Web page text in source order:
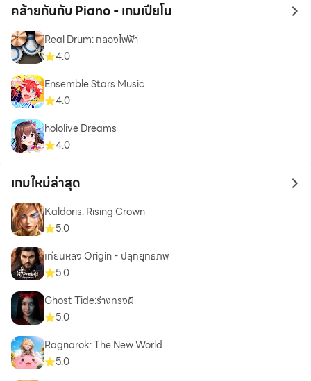
คล้ายกันกับ Piano - เกมเปียโน to
Real Drum: กลองไฟฟ้า
4.0
Ensemble Stars Music
4.0
hololive Dreams
4.0
เกมใหม่ล่าสุด to
Kaldoris: Rising Crown
5.0
เทียนหลง Origin - ปลุกยุทธภพ
5.0
Ghost Tide:ร่างทรงผี
5.0
Ragnarok: The New World
5.0